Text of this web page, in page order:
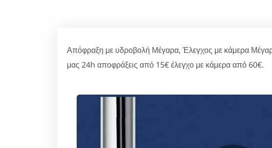
Απόφραξη με υδροβολή Μέγαρα, Έλεγχος με κάμερα
μας 24h αποφράξεις από 15€ έλεγχο με κάμερα από 60€.